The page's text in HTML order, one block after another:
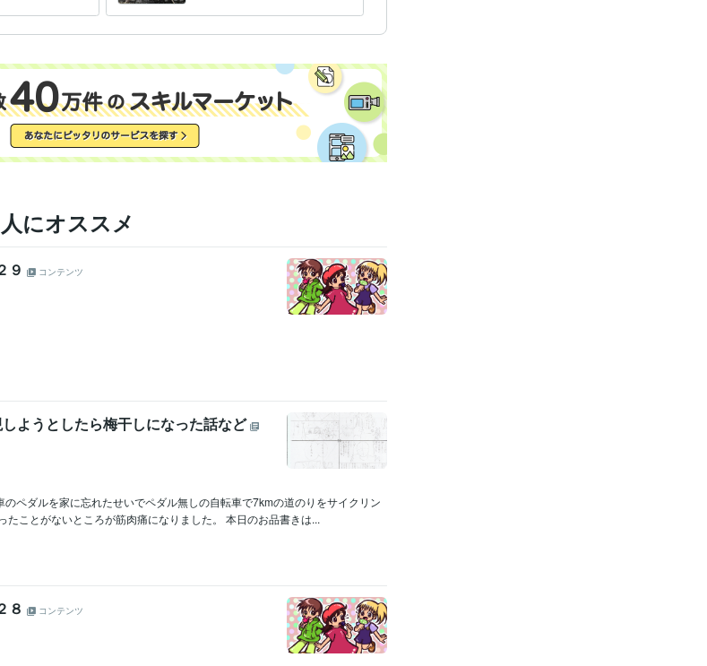
にオススメ
９
コンテンツ
ようとしたら梅干しになった話など
ペダルを家に忘れたせいでペダル無しの自転車で7kmの道のりをサイクリン
たことがないところが筋肉痛になりました。 本日のお品書きは...
８
コンテンツ